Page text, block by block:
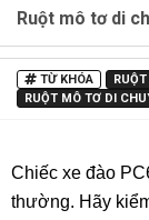
Ruột mô tơ di
TỪ KHÓA
RUỘT MÔ TƠ DI
Chiếc xe đào
thường. Hãy